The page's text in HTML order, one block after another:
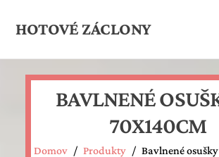
HOTOVÉ ZÁCLONY
BAVLNENÉ
70X140CM
Domov / Produkty / Bavlnené